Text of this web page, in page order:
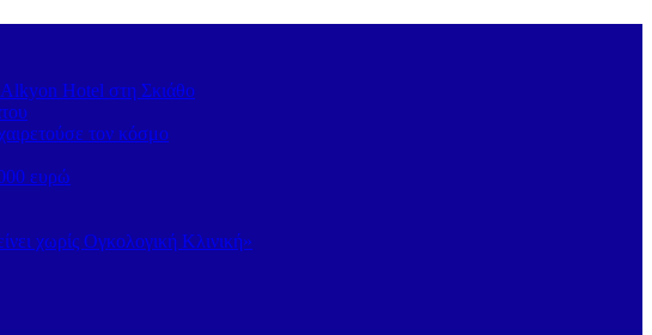
Hotel στη Σκιάθο
τον κόσμο
ευρώ
χωρίς Ογκολογική Κλινική»